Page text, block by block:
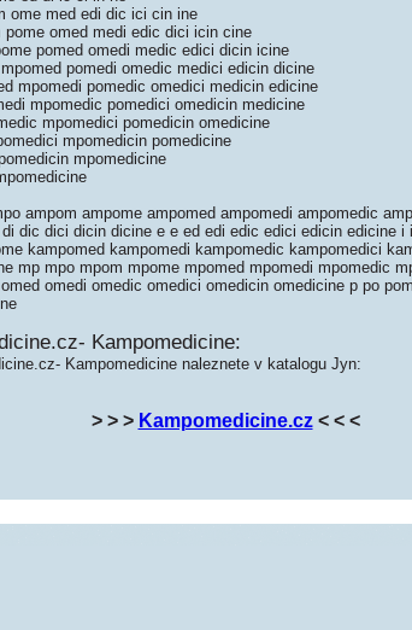
ome med edi dic ici cin ine
omed medi edic dici icin cine
pomed omedi medic edici dicin icine
pomedi omedic medici edicin dicine
mpomedi pomedic omedici medicin edicine
mpomedic pomedici omedicin medicine
mpomedici pomedicin omedicine
mpomedicin pomedicine
mpomedicine
ampom ampome ampomed ampomedi ampomedic
dic dici dicin dicine e e ed edi edic edici edicin edicine
kampomed kampomedi kampomedic kampomedici
mp mpo mpom mpome mpomed mpomedi mpomedic
omedi omedic omedici omedicin omedicine p po
Kampomedicine:
Kampomedicine naleznete v katalogu Jyn:
> > > Kampomedicine.cz< < <